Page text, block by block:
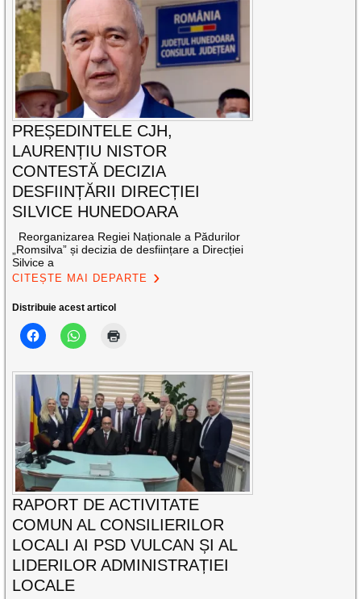
PREȘEDINTELE CJH,
LAURENȚIU NISTOR
CONTESTĂ DECIZIA
DESFIINȚĂRII DIRECȚIEI
SILVICE HUNEDOARA
Reorganizarea Regiei Naționale a Pădurilor
„Romsilva” și decizia de desființare a Direcției
Silvice a
CITEȘTE MAI DEPARTE
Distribuie acest articol
RAPORT DE ACTIVITATE
COMUN AL CONSILIERILOR
LOCALI AI PSD VULCAN ȘI AL
LIDERILOR ADMINISTRAȚIEI
LOCALE